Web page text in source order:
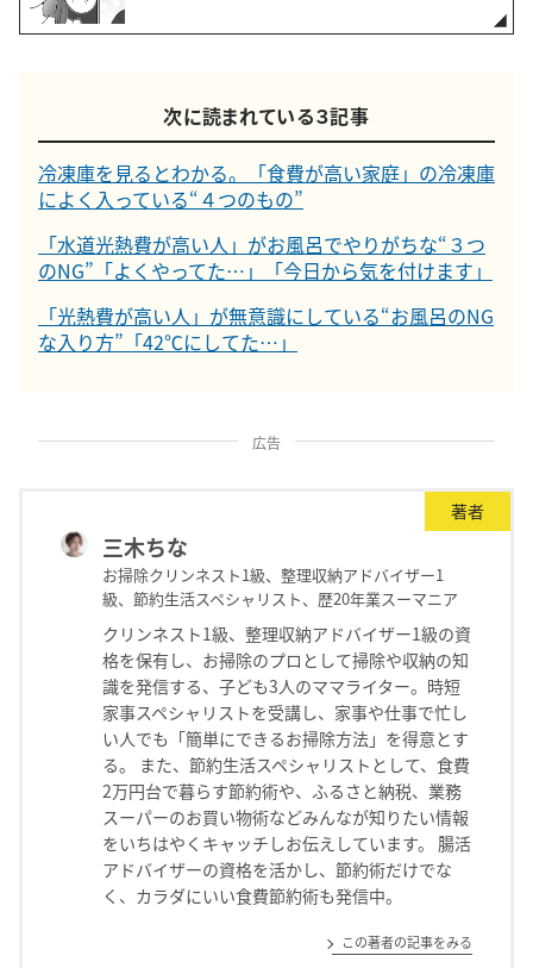
次に読まれている３記事
冷凍庫を見るとわかる。「食費が高い家庭」の冷凍庫
によく入っている“４つのもの”
「水道光熱費が高い人」がお風呂でやりがちな“３つ
のNG”「よくやってた…」「今日から気を付けます」
「光熱費が高い人」が無意識にしている“お風呂のNG
な入り方”「42℃にしてた…」
広告
著者
三木ちな
お掃除クリンネスト1級、整理収納アドバイザー1
級、節約生活スペシャリスト、歴20年業スーマニア
クリンネスト1級、整理収納アドバイザー1級の資
格を保有し、お掃除のプロとして掃除や収納の知
識を発信する、子ども3人のママライター。時短
家事スペシャリストを受講し、家事や仕事で忙し
い人でも「簡単にできるお掃除方法」を得意とす
る。 また、節約生活スペシャリストとして、食費
2万円台で暮らす節約術や、ふるさと納税、業務
スーパーのお買い物術などみんなが知りたい情報
をいちはやくキャッチしお伝えしています。 腸活
アドバイザーの資格を活かし、節約術だけでな
く、カラダにいい食費節約術も発信中。
この著者の記事をみる